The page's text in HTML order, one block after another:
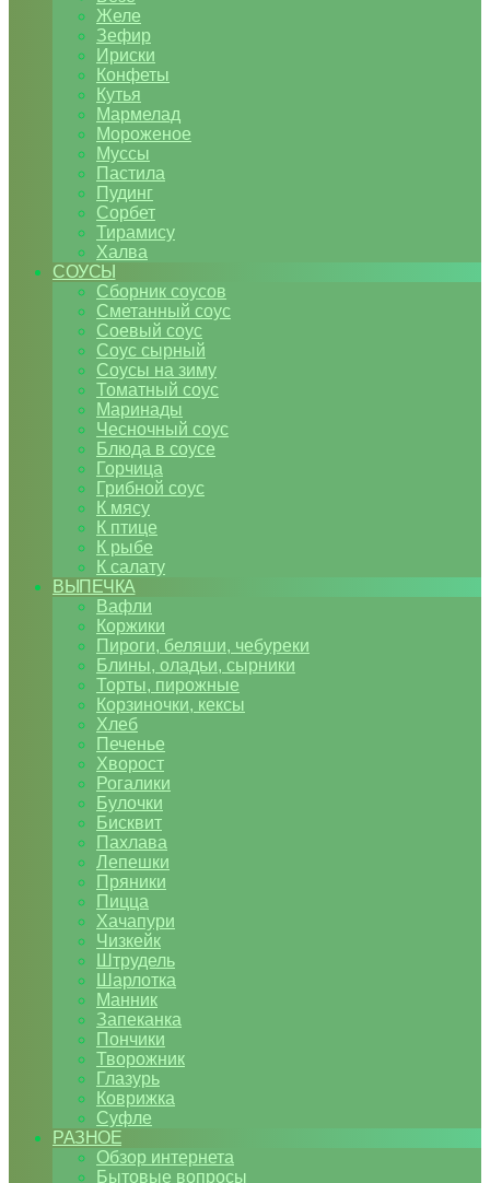
Желе
Зефир
Ириски
Конфеты
Кутья
Мармелад
Мороженое
Муссы
Пастила
Пудинг
Сорбет
Тирамису
Халва
СОУСЫ
Сборник соусов
Сметанный соус
Соевый соус
Соус сырный
Соусы на зиму
Томатный соус
Маринады
Чесночный соус
Блюда в соусе
Горчица
Грибной соус
К мясу
К птице
К рыбе
К салату
ВЫПЕЧКА
Вафли
Коржики
Пироги, беляши, чебуреки
Блины, оладьи, сырники
Торты, пирожные
Корзиночки, кексы
Хлеб
Печенье
Хворост
Рогалики
Булочки
Бисквит
Пахлава
Лепешки
Пряники
Пицца
Хачапури
Чизкейк
Штрудель
Шарлотка
Манник
Запеканка
Пончики
Творожник
Глазурь
Коврижка
Суфле
РАЗНОЕ
Обзор интернета
Бытовые вопросы